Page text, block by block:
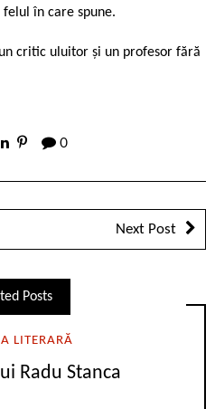
în care spune.
critic uluitor și un profesor fără
0
Next Post
Posts
LITERARĂ
Radu Stanca